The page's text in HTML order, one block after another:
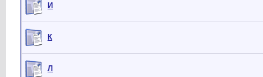
И
К
Л